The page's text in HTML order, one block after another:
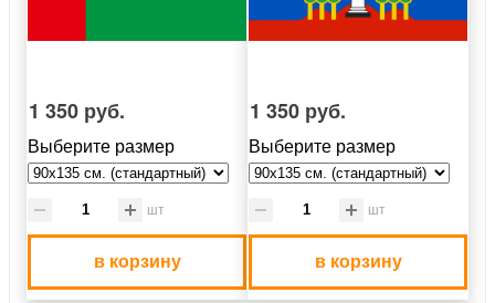
1 350 руб.
Выберите размер
шт
в корзину
1 350 руб.
Выберите размер
шт
в корзину